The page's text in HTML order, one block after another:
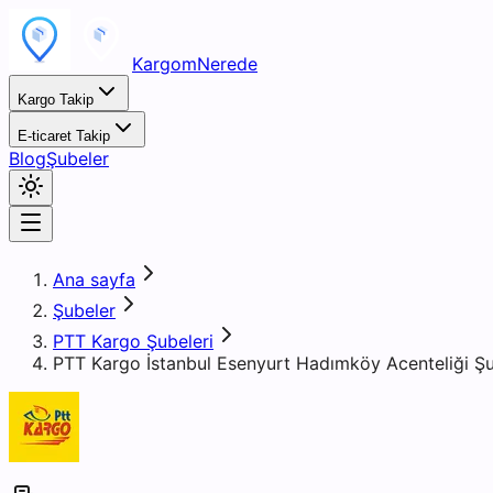
KargomNerede
Kargo Takip
E-ticaret Takip
BlogŞubeler
Ana sayfa
Şubeler
PTT Kargo Şubeleri
PTT Kargo İstanbul Esenyurt Hadımköy Acenteliği